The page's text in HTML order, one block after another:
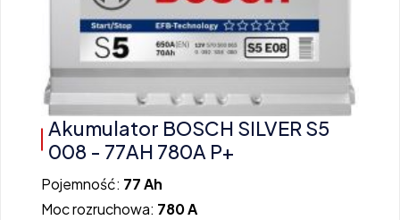
Akumulator BOSCH SILVER S5
008 - 77AH 780A P+
Pojemność: 77 Ah
Moc rozruchowa: 780 A